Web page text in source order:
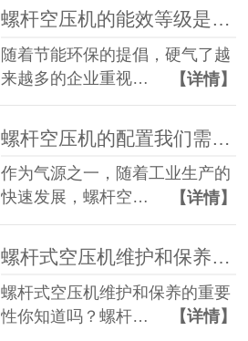
螺杆空压机的能效等级是如何划分的，您知道吗？
随着节能环保的提倡，硬气了越
来越多的企业重视…
【详情】
作为气源之一，随着工业生产的
快速发展，螺杆空…
【详情】
螺杆式空压机维护和保养的重要性你知道吗？
螺杆式空压机维护和保养的重要
性你知道吗？螺杆…
【详情】